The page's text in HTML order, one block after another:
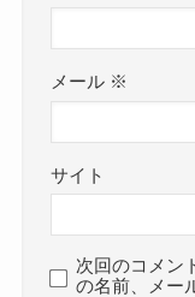
メール ※
サイト
次回のコメン
の名前、メー